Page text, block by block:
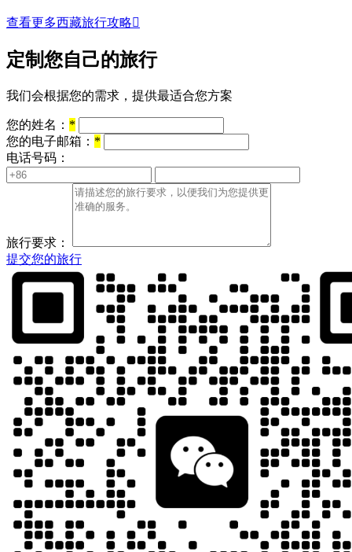
查看更多西藏旅行攻略
定制您自己的旅行
我们会根据您的需求，提供最适合您方案
您的姓名： *
您的电子邮箱： *
电话号码：
旅行要求：
提交您的旅行